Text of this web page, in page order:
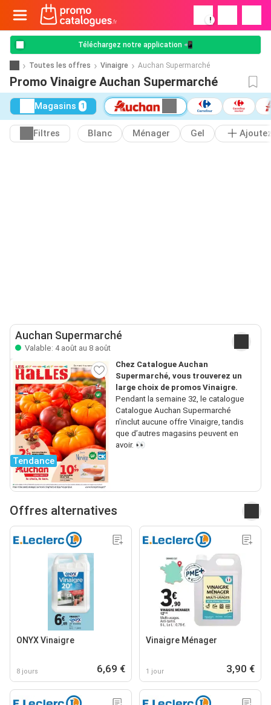
!
Téléchargez notre application 📲
Toutes les offres Vinaigre Auchan Supermarché
Promo Vinaigre Auchan Supermarché
Magasins 1
Filtres Blanc Ménager Gel
Auchan Supermarché
Valable: 4 août au 8 août
Tendance
Chez Catalogue Auchan
Supermarché, vous trouverez un
large choix de promos Vinaigre.
Pendant la semaine 32, le catalogue
Catalogue Auchan Supermarché
n’inclut aucune offre Vinaigre, tandis
que d’autres magasins peuvent en
avoir. 👀
Offres alternatives
ONYX Vinaigre
8 jours 6,69 €
Vinaigre Ménager
1 jour 3,90 €